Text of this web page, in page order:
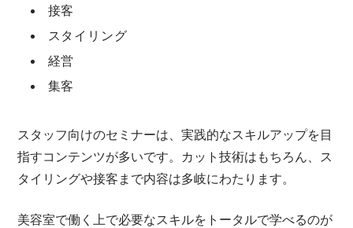
接客
スタイリング
経営
集客
スタッフ向けのセミナーは、実践的なスキルアップを目
指すコンテンツが多いです。カット技術はもちろん、ス
タイリングや接客まで内容は多岐にわたります。
美容室で働く上で必要なスキルをトータルで学べるのが